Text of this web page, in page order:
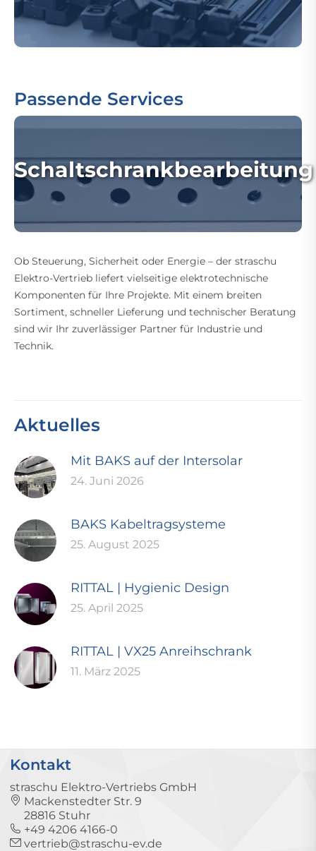
Passende Services
Schaltschrankbearbeitung
Ob Steuerung, Sicherheit oder Energie – der straschu
Elektro-Vertrieb liefert vielseitige elektrotechnische
Komponenten für Ihre Projekte. Mit einem breiten
Sortiment, schneller Lieferung und technischer Beratung
sind wir Ihr zuverlässiger Partner für Industrie und
Technik.
Aktuelles
Mit BAKS auf der Intersolar
24. Juni 2026
BAKS Kabeltragsysteme
25. August 2025
RITTAL | Hygienic Design
25. April 2025
RITTAL | VX25 Anreihschrank
11. März 2025
Kontakt
straschu Elektro-Vertriebs GmbH
Mackenstedter Str. 9
28816 Stuhr
+49 4206 4166-0
vertrieb@straschu-ev.de